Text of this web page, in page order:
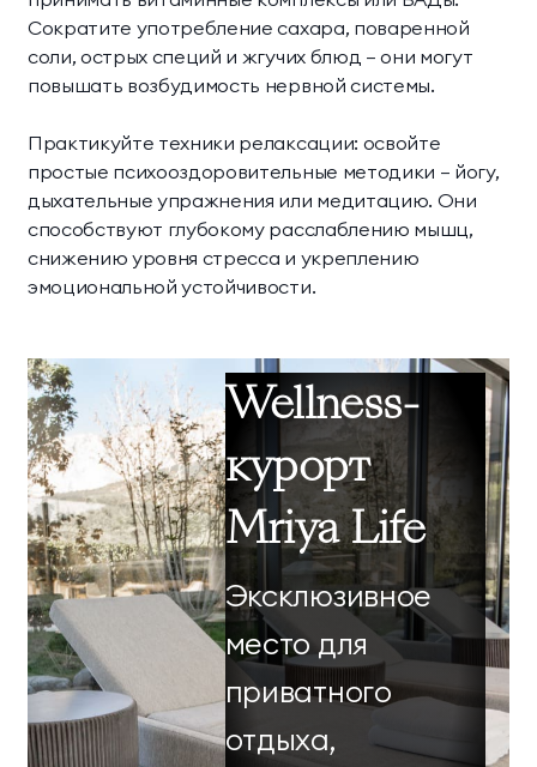
Сократите употребление сахара, поваренной
соли, острых специй и жгучих блюд — они могут
повышать возбудимость нервной системы.
Практикуйте техники релаксации: освойте
простые психооздоровительные методики — йогу,
дыхательные упражнения или медитацию. Они
способствуют глубокому расслаблению мышц,
снижению уровня стресса и укреплению
эмоциональной устойчивости.
Wellness-
курорт
Mriya Life
Эксклюзивное
место для
приватного
отдыха,